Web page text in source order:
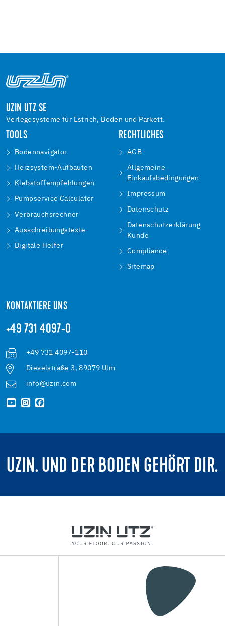
UZIN UTZ SE
Verlegesysteme für Estrich, Boden und Parkett.
TOOLS
Bodennavigator
Heizsystem-Aufbauten
Klebstoffempfehlungen
Pumpservice Calculator
Verbrauchsrechner
Ausschreibungstexte
Digitale Helfer
RECHTLICHES
AGB
Allgemeine
Einkaufsbedingungen
Impressum
Datenschutz
Datenschutzerklärung
Kunde
Compliance
Sitemap
KONTAKTIERE UNS
+49 731 4097-0
+49 731 4097-110
Dieselstraße 3, 89079 Ulm
info@uzin.com
UZIN. UND DER BODEN GEHÖRT DIR.